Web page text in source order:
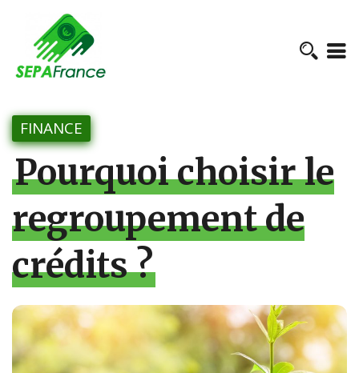
FINANCE
Pourquoi choisir le
regroupement de
crédits ?